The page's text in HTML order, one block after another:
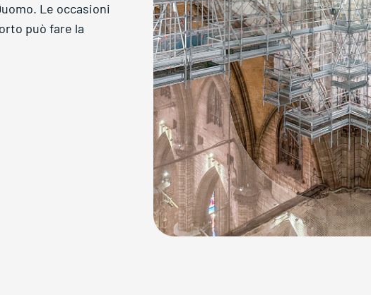
Le occasioni
può fare la